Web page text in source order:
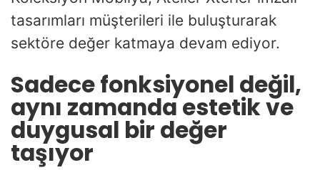
tasarımları müşterileri ile buluşturarak
sektöre değer katmaya devam ediyor.
Sadece fonksiyonel değil,
aynı zamanda estetik ve
duygusal bir değer
taşıyor